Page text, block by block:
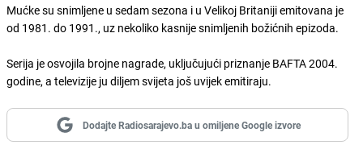
Mućke su snimljene u sedam sezona i u Velikoj Britaniji emitovana je
od 1981. do 1991., uz nekoliko kasnije snimljenih božićnih epizoda.
Serija je osvojila brojne nagrade, uključujući priznanje BAFTA 2004.
godine, a televizije ju diljem svijeta još uvijek emitiraju.
Dodajte Radiosarajevo.ba u omiljene Google izvore